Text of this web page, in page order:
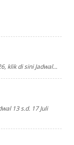
klik di sini Jadwal...
13 s.d. 17 Juli